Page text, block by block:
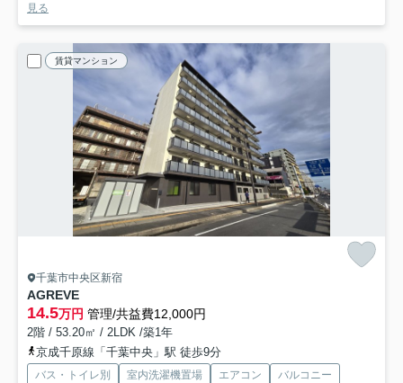
見る
賃貸マンション
千葉市中央区新宿
AGREVE
14.5万円 管理/共益費12,000円
2階 / 53.20㎡ / 2LDK /築1年
京成千原線「千葉中央」駅 徒歩9分
バス・トイレ別 室内洗濯機置場 エアコン
バルコニー